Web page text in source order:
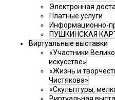
Электронная
Платные услуги
Информационно-
ПУШКИНСКАЯ
Виртуальные выставки
«Участники
искусстве»
«Жизнь и
Чистякова»
«Скульптуры,